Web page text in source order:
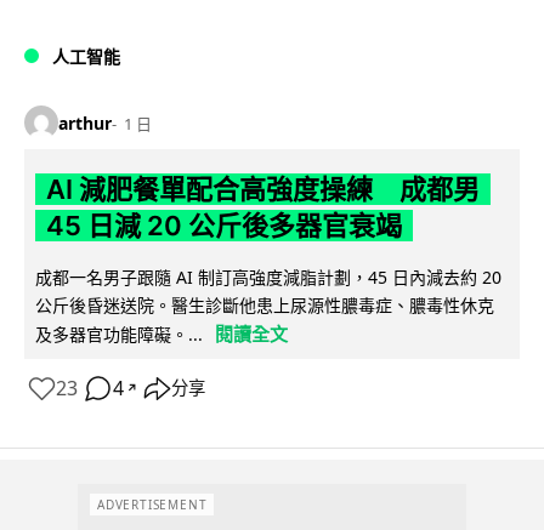
人工智能
arthur 1 日
AI 減肥餐單配合高強度操練 成都男
45 日減 20 公斤後多器官衰竭
成都一名男子跟隨 AI 制訂高強度減脂計劃，45 日內減去約 20
公斤後昏迷送院。醫生診斷他患上尿源性膿毒症、膿毒性休克
及多器官功能障礙。...
閱讀全文
23 4 ↗ 分享
ADVERTISEMENT